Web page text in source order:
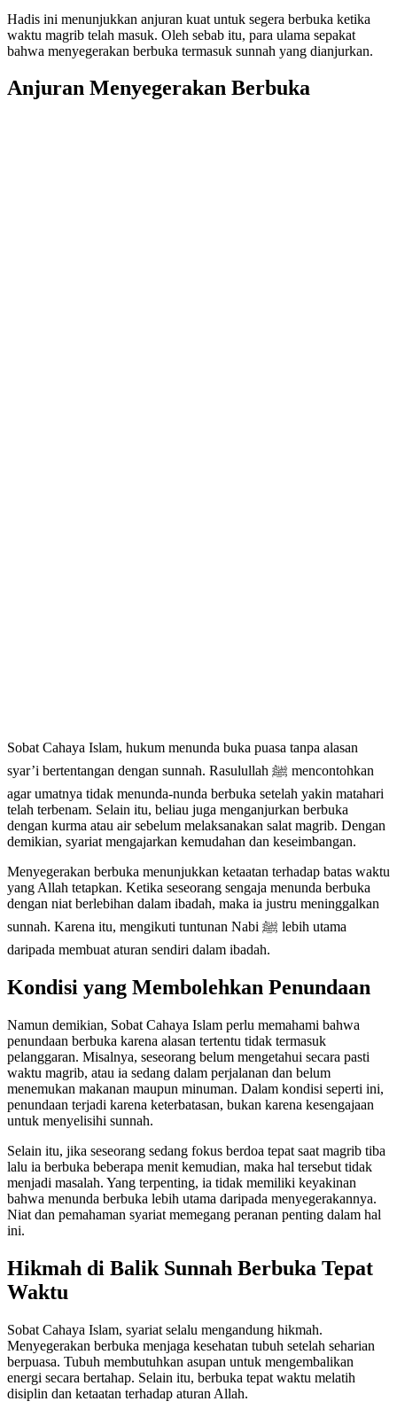
Hadis ini menunjukkan anjuran kuat untuk segera berbuka ketika
waktu magrib telah masuk. Oleh sebab itu, para ulama sepakat
bahwa menyegerakan berbuka termasuk sunnah yang dianjurkan.
Anjuran Menyegerakan Berbuka
Sobat Cahaya Islam, hukum menunda buka puasa tanpa alasan
syar’i bertentangan dengan sunnah. Rasulullah ﷺ mencontohkan
agar umatnya tidak menunda-nunda berbuka setelah yakin matahari
telah terbenam. Selain itu, beliau juga menganjurkan berbuka
dengan kurma atau air sebelum melaksanakan salat magrib. Dengan
demikian, syariat mengajarkan kemudahan dan keseimbangan.
Menyegerakan berbuka menunjukkan ketaatan terhadap batas waktu
yang Allah tetapkan. Ketika seseorang sengaja menunda berbuka
dengan niat berlebihan dalam ibadah, maka ia justru meninggalkan
sunnah. Karena itu, mengikuti tuntunan Nabi ﷺ lebih utama
daripada membuat aturan sendiri dalam ibadah.
Kondisi yang Membolehkan Penundaan
Namun demikian, Sobat Cahaya Islam perlu memahami bahwa
penundaan berbuka karena alasan tertentu tidak termasuk
pelanggaran. Misalnya, seseorang belum mengetahui secara pasti
waktu magrib, atau ia sedang dalam perjalanan dan belum
menemukan makanan maupun minuman. Dalam kondisi seperti ini,
penundaan terjadi karena keterbatasan, bukan karena kesengajaan
untuk menyelisihi sunnah.
Selain itu, jika seseorang sedang fokus berdoa tepat saat magrib tiba
lalu ia berbuka beberapa menit kemudian, maka hal tersebut tidak
menjadi masalah. Yang terpenting, ia tidak memiliki keyakinan
bahwa menunda berbuka lebih utama daripada menyegerakannya.
Niat dan pemahaman syariat memegang peranan penting dalam hal
ini.
Hikmah di Balik Sunnah Berbuka Tepat
Waktu
Sobat Cahaya Islam, syariat selalu mengandung hikmah.
Menyegerakan berbuka menjaga kesehatan tubuh setelah seharian
berpuasa. Tubuh membutuhkan asupan untuk mengembalikan
energi secara bertahap. Selain itu, berbuka tepat waktu melatih
disiplin dan ketaatan terhadap aturan Allah.